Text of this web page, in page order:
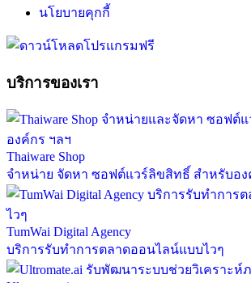
นโยบายคุกกี้
บริการของเรา
Thaiware Shop
จำหน่าย จัดหา ซอฟต์แวร์ลิขสิทธิ์ สำหรับอง
TumWai Digital Agency
บริการรับทำการตลาดออนไลน์แบบไวๆ